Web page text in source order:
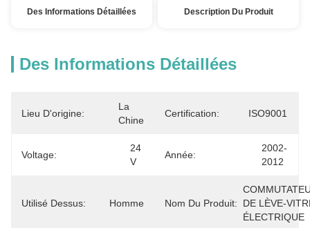
Des Informations Détaillées Description Du Produit
Des Informations Détaillées
Lieu D'origine:
La
Chine
Certification: ISO9001
Voltage:
24
V
Année:
2002-
2012
Utilisé Dessus: Homme Nom Du Produit:
DE LÈVE-
ÉLECTRIQUE